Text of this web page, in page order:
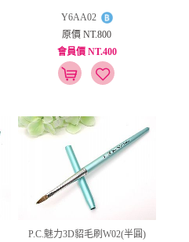
Y6AA02
原價 NT.800
會員價 NT.400
P.C.魅力3D貂毛刷W02(半圓)